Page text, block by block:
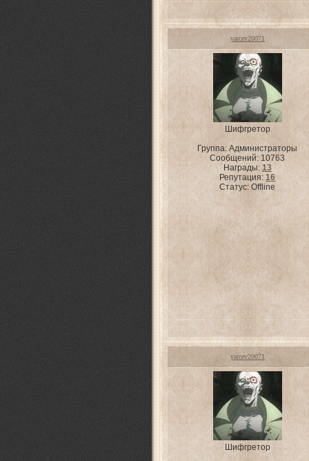
yarcev20071
Шифгретор
Группа: Администраторы
Сообщений: 10763
Награды: 13
Репутация:16
Статус:Offline
yarcev20071
Шифгретор